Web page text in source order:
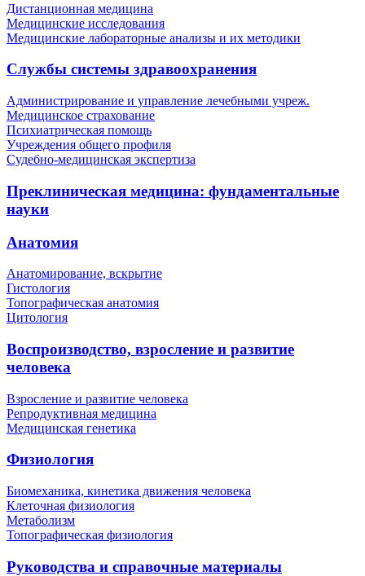
Дистанционная медицина
Медицинские исследования
Медицинские лабораторные анализы и их методики
Службы системы здравоохранения
Администрирование и управление лечебными учреж.
Медицинское страхование
Психиатрическая помощь
Учреждения общего профиля
Судебно-медицинская экспертиза
Преклиническая медицина: фундаментальные
науки
Анатомия
Анатомирование, вскрытие
Гистология
Топографическая анатомия
Цитология
Воспроизводство, взросление и развитие
человека
Взросление и развитие человека
Репродуктивная медицина
Медицинская генетика
Физиология
Биомеханика, кинетика движения человека
Клеточная физиология
Метаболизм
Топографическая физиология
Руководства и справочные материалы